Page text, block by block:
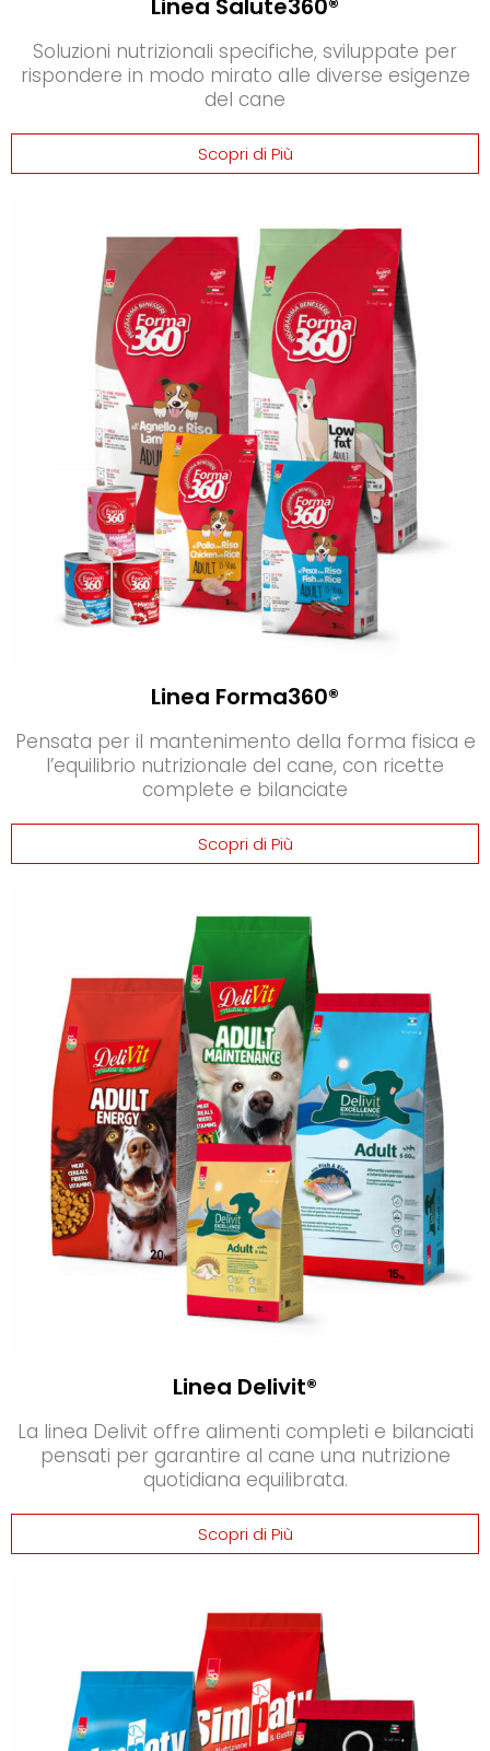
Linea Salute360®
Soluzioni nutrizionali specifiche, sviluppate per
rispondere in modo mirato alle diverse esigenze
del cane
Scopri di Più
Linea Forma360®
Pensata per il mantenimento della forma fisica e
l’equilibrio nutrizionale del cane, con ricette
complete e bilanciate
Scopri di Più
Linea Delivit®
La linea Delivit offre alimenti completi e bilanciati
pensati per garantire al cane una nutrizione
quotidiana equilibrata.
Scopri di Più